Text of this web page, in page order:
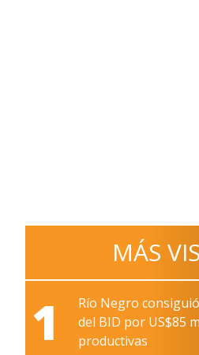
MÁS
1
Río Negro
del BID por US$85
productivas